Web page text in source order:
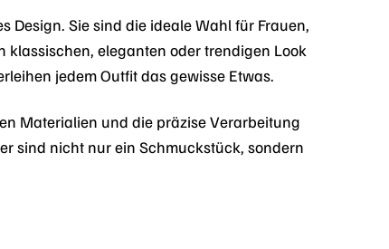
Design. Sie sind die ideale Wahl für Frauen,
klassischen, eleganten oder trendigen Look
jedem Outfit das gewisse Etwas.
Materialien und die präzise Verarbeitung
sind nicht nur ein Schmuckstück, sondern